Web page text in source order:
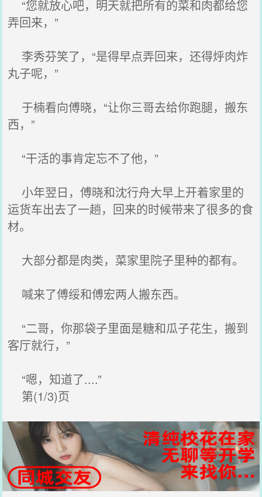
“您就放心吧，明天就把所有的菜和肉都给您
弄回来，”
李秀芬笑了，“是得早点弄回来，还得烀肉炸
丸子呢，”
于楠看向傅晓，“让你三哥去给你跑腿，搬东
西，”
“干活的事肯定忘不了他，”
小年翌日，傅晓和沈行舟大早上开着家里的
运货车出去了一趟，回来的时候带来了很多的食
材。
大部分都是肉类，菜家里院子里种的都有。
喊来了傅绥和傅宏两人搬东西。
“二哥，你那袋子里面是糖和瓜子花生，搬到
客厅就行，”
“嗯，知道了....”
第(1/3)页